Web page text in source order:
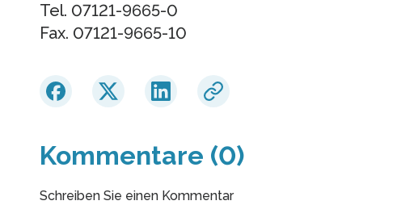
Tel. 07121-9665-0
Fax. 07121-9665-10
Kommentare (0)
Schreiben Sie einen Kommentar